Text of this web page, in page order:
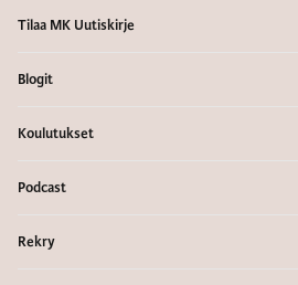
Tilaa MK Uutiskirje
Blogit
Koulutukset
Podcast
Rekry